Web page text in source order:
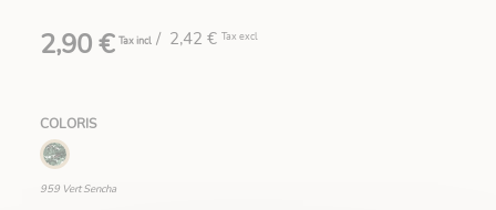
2,90 €Tax incl / 2,42 € Tax excl
COLORIS
959 Vert Sencha
959 Vert Sencha